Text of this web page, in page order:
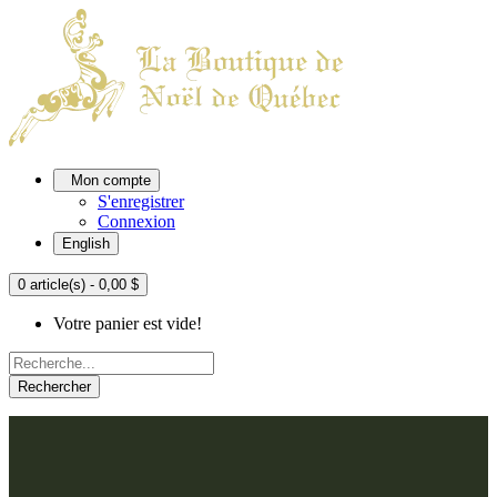
Mon compte
S'enregistrer
Connexion
English
0 article(s) - 0,00 $
Votre panier est vide!
Rechercher